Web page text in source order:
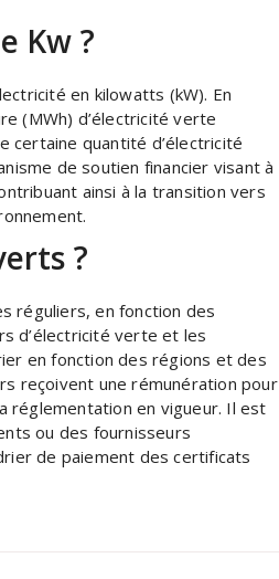
Kw ?
en kilowatts (kW). En
(MWh) d’électricité verte
certaine quantité d’électricité
de soutien financier visant à
ainsi à la transition vers
?
réguliers, en fonction des
d’électricité verte et les
en fonction des régions et des
reçoivent une rémunération pour
réglementation en vigueur. Il est
ou des fournisseurs
de paiement des certificats